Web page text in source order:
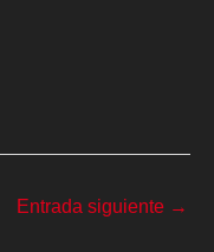
Entrada siguiente →